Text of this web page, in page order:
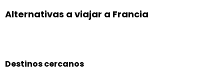
Alternativas a viajar a Francia
Destinos cercanos